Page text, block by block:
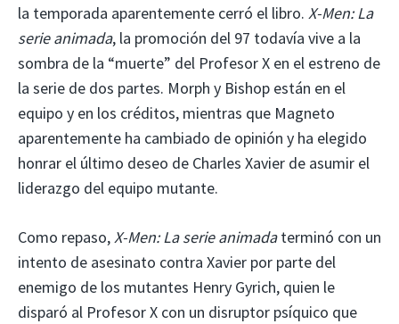
la temporada aparentemente cerró el libro. X-Men: La
serie animada, la promoción del 97 todavía vive a la
sombra de la “muerte” del Profesor X en el estreno de
la serie de dos partes. Morph y Bishop están en el
equipo y en los créditos, mientras que Magneto
aparentemente ha cambiado de opinión y ha elegido
honrar el último deseo de Charles Xavier de asumir el
liderazgo del equipo mutante.
Como repaso,X-Men: La serie animadaterminó con un
intento de asesinato contra Xavier por parte del
enemigo de los mutantes Henry Gyrich, quien le
disparó al Profesor X con un disruptor psíquico que